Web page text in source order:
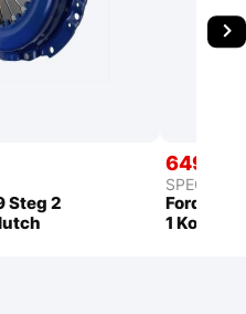
Steg 2
6499
SPEC
Ford
1